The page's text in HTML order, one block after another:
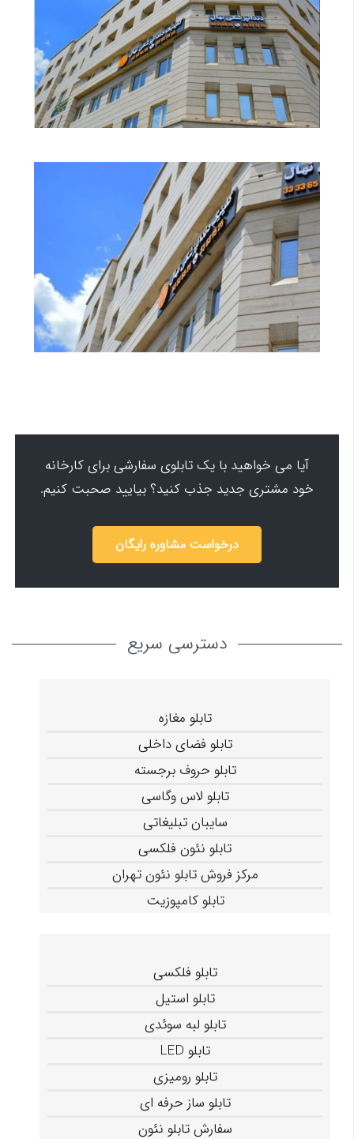
آیا می خواهید با یک تابلوی سفارشی برای کارخانه
خود مشتری جدید جذب کنید؟ بیایید صحبت کنیم.
درخواست مشاوره رایگان
دسترسی سریع
تابلو مغازه
تابلو فضای داخلی
تابلو حروف برجسته
تابلو لاس وگاسی
سایبان تبلیغاتی
تابلو نئون فلکسی
مرکز فروش تابلو نئون تهران
تابلو کامپوزیت
تابلو فلکسی
تابلو استیل
تابلو لبه سوئدی
تابلو LED
تابلو رومیزی
تابلو ساز حرفه ای
سفارش تابلو نئون